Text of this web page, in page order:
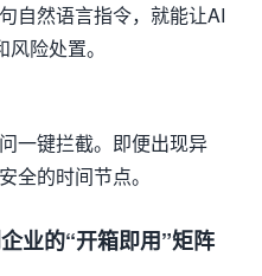
自然语言指令，就能让AI
险处置。
一键拦截。即便出现异
全的时间节点。
业的“开箱即用”矩阵